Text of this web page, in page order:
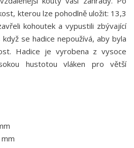
kterou lze pohodlně uložit: 13,3
kohoutek a vypustili zbývající
se hadice nepoužívá, aby byla
Hadice je vyrobena z vysoce
hustotou vláken pro větší